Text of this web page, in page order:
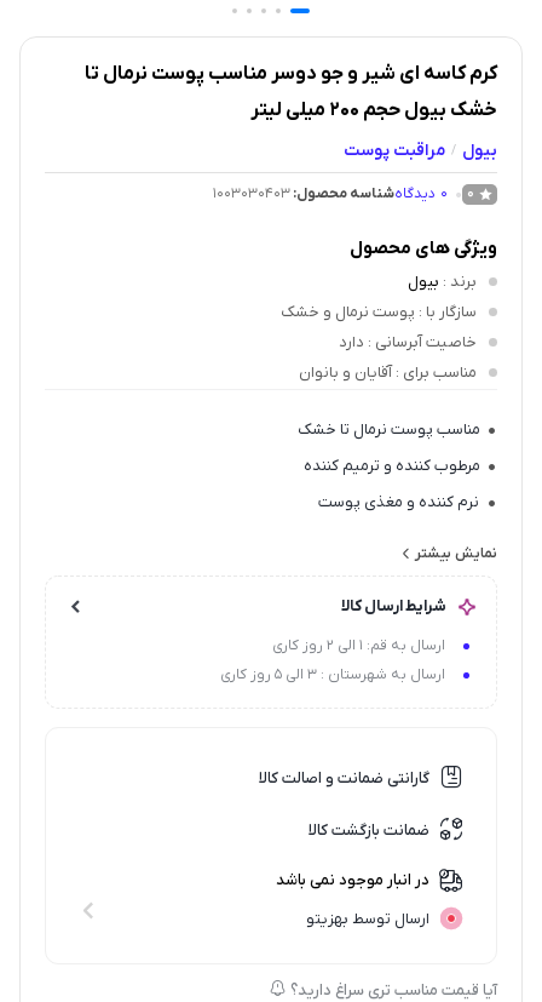
کرم کاسه ای شیر و جو دوسر مناسب پوست نرمال تا
خشک بیول حجم 200 میلی لیتر
بیول / مراقبت پوست
0
0 دیدگاهشناسه محصول:1003030403
ویژگی های محصول
برند : بیول
سازگار با : پوست نرمال و خشک
خاصیت آبرسانی : دارد
مناسب برای : آقایان و بانوان
مناسب پوست نرمال تا خشک
مرطوب کننده و ترمیم کننده
نرم کننده و مغذی پوست
نمایش بیشتر
شرایط ارسال کالا
ارسال به قم: 1 الی 2 روز کاری
ارسال به شهرستان : 3 الی 5 روز کاری
گارانتی ضمانت و اصالت کالا
ضمانت بازگشت کالا
در انبار موجود نمی باشد
ارسال توسط بهزیتو
آیا قیمت مناسب تری سراغ دارید؟